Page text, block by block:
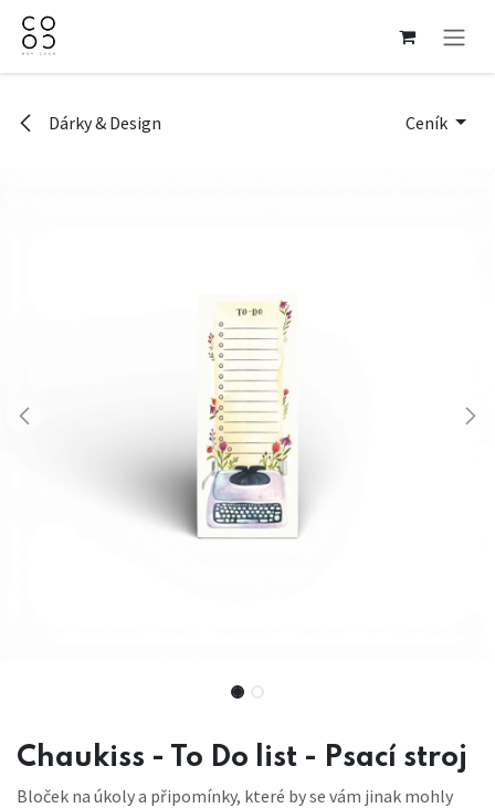
Přejít na obsah
Dárky & Design Ceník
Chaukiss - To Do list - Psací stroj
Bloček na úkoly a připomínky, které by se vám jinak mohly